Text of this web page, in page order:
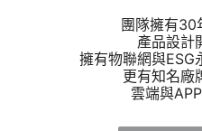
團隊擁有30
產品設計
擁有物聯網與ESG
更有知名廠
雲端與